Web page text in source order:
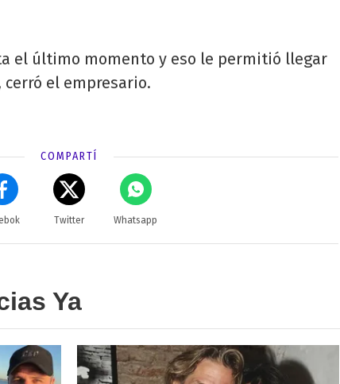
el último momento y eso le permitió llegar
cerró el empresario.
COMPARTÍ
Twitter Whatsapp
Ya